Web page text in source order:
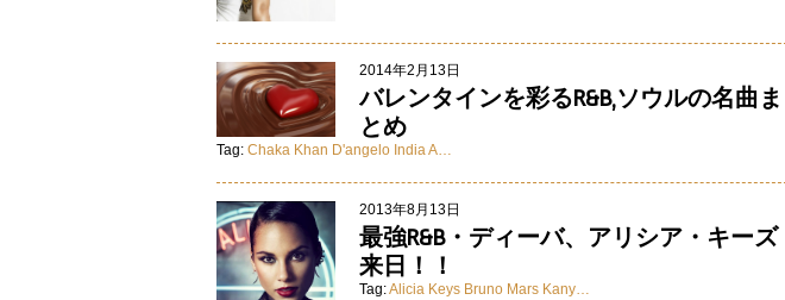
2014年2月13日
バレンタインを彩るR&B,ソウルの名曲ま
とめ
Tag: Chaka Khan D'angelo India A…
2013年8月13日
最強R&B・ディーバ、アリシア・キーズ
来日！！
Tag:Alicia Keys Bruno Mars Kany…